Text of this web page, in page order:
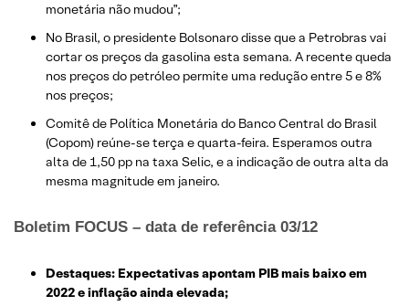
monetária não mudou”;
No Brasil, o presidente Bolsonaro disse que a Petrobras vai
cortar os preços da gasolina esta semana. A recente queda
nos preços do petróleo permite uma redução entre 5 e 8%
nos preços;
Comitê de Política Monetária do Banco Central do Brasil
(Copom) reúne-se terça e quarta-feira. Esperamos outra
alta de 1,50 pp na taxa Selic, e a indicação de outra alta da
mesma magnitude em janeiro.
Boletim FOCUS – data de referência 03/12
Destaques: Expectativas apontam PIB mais baixo em
2022 e inflação ainda elevada;